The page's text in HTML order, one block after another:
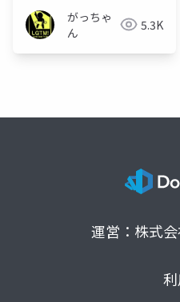
~
がっちゃ
ん
5.3K
運営：株式